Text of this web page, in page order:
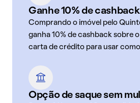
Ganhe 10% de cashback
Comprando o imóvel pelo
ganha 10% de cashback sobre
carta de crédito para usar
Opção de saque sem